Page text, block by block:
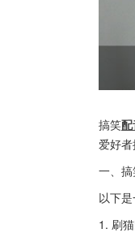
搞笑
爱好
一、
以下
1. 刷